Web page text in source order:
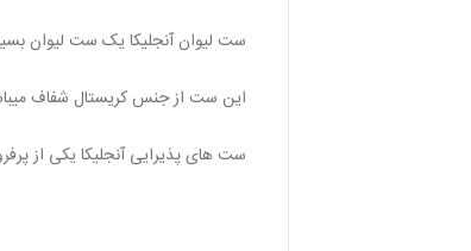
ست لیوان آنجلیکا یک ست لیوان
این ست از جنس کریستال شفاف
ست های پذیرایی آنجلیکا یکی از